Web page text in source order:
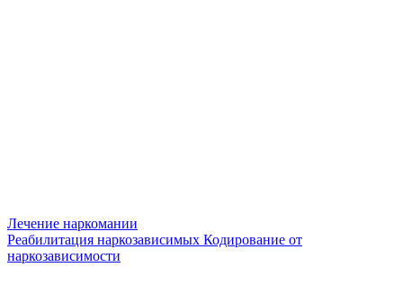
Лечение наркомании
Реабилитация наркозависимых Кодирование от
наркозависимости